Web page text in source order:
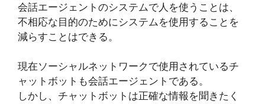
会話エージェントのシステムで人を使うことは、
不相応な目的のためにシステムを使用することを
減らすことはできる。
現在ソーシャルネットワークで使用されているチ
ャットボットも会話エージェントである。
しかし、チャットボットは正確な情報を聞きたく